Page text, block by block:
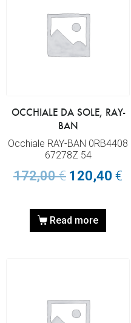
OCCHIALE DA SOLE, RAY-
BAN
Occhiale RAY-BAN 0RB4408
67278Z 54
172,00€ 120,40 €
Read more